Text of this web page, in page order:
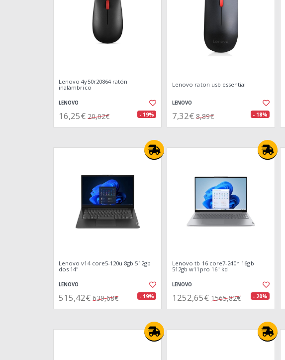
Lenovo 4y50r20864 ratón
inalámbrico
LENOVO
16,25€ 20,02€ - 19%
Lenovo raton usb essential
LENOVO
7,32€ 8,89€ - 18%
Lenovo v14 core5-120u 8gb 512gb
dos 14"
LENOVO
515,42€ 639,68€ - 19%
Lenovo tb 16 core7-240h 16gb
512gb w11pro 16" kd
LENOVO
1252,65€ 1565,82€ - 20%